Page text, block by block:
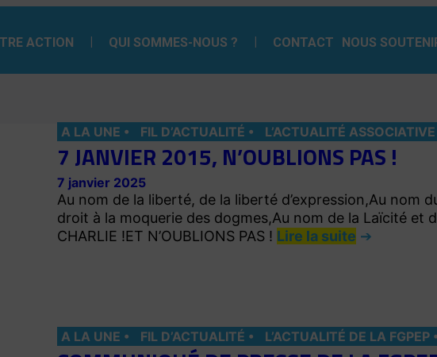
ACTION QUI SOMMES-NOUS ? CONTACT NOUS
A LA UNE FIL D’ACTUALITÉ L’ACTUALITÉ ASSOCIATIVE
7 JANVIER 2015, N’OUBLIONS PAS !
7 janvier 2025
Au nom de la liberté, de la liberté d’expression,Au nom
droit à la moquerie des dogmes,Au nom de la Laïcité et
CHARLIE !ET N’OUBLIONS PAS ! Lire la suite
A LA UNE FIL D’ACTUALITÉ L’ACTUALITÉ DE LA FGPEP